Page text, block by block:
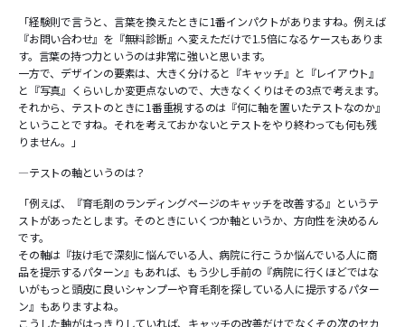
「経験則で言うと、言葉を換えたときに1番インパクトがありますね。例えば
『お問い合わせ』を『無料診断』へ変えただけで1.5倍になるケースもありま
す。言葉の持つ力というのは非常に強いと思います。
一方で、デザインの要素は、大きく分けると『キャッチ』と『レイアウト』
と『写真』くらいしか変更点ないので、大きなくくりはその3点で考えます。
それから、テストのときに1番重視するのは『何に軸を置いたテストなのか』
ということですね。それを考えておかないとテストをやり終わっても何も残
りません。」
―テストの軸というのは？
「例えば、『育毛剤のランディングページのキャッチを改善する』というテ
ストがあったとします。そのときにいくつか軸というか、方向性を決めるん
です。
その軸は『抜け毛で深刻に悩んでいる人、病院に行こうか悩んでいる人に商
品を提示するパターン』もあれば、もう少し手前の『病院に行くほどではな
いがもっと頭皮に良いシャンプーや育毛剤を探している人に提示するパター
ン』もありますよね。
こうした軸がはっきりしていれば、キャッチの改善だけでなくその次のセカ